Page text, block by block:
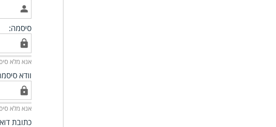
סיסמה:
וודא
כתובת